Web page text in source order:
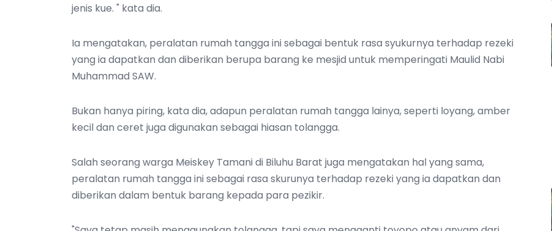
jenis kue. " kata dia.
Ia mengatakan, peralatan rumah tangga ini sebagai bentuk rasa syukurnya terhadap rezeki
yang ia dapatkan dan diberikan berupa barang ke mesjid untuk memperingati Maulid Nabi
Muhammad SAW.
Bukan hanya piring, kata dia, adapun peralatan rumah tangga lainya, seperti loyang, amber
kecil dan ceret juga digunakan sebagai hiasan tolangga.
Salah seorang warga Meiskey Tamani di Biluhu Barat juga mengatakan hal yang sama,
peralatan rumah tangga ini sebagai rasa skurunya terhadap rezeki yang ia dapatkan dan
diberikan dalam bentuk barang kepada para pezikir.